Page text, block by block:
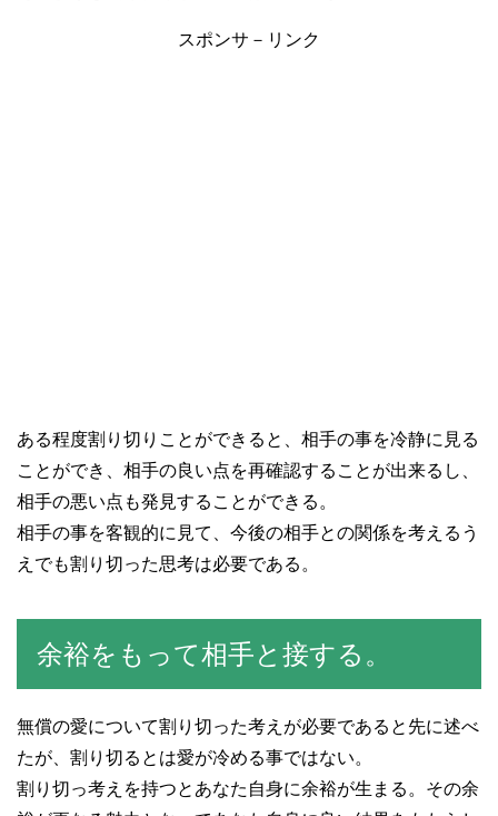
スポンサ－リンク
ある程度割り切りことができると、相手の事を冷静に見る
ことができ、相手の良い点を再確認することが出来るし、
相手の悪い点も発見することができる。
相手の事を客観的に見て、今後の相手との関係を考えるう
えでも割り切った思考は必要である。
余裕をもって相手と接する。
無償の愛について割り切った考えが必要であると先に述べ
たが、割り切るとは愛が冷める事ではない。
割り切っ考えを持つとあなた自身に余裕が生まる。その余